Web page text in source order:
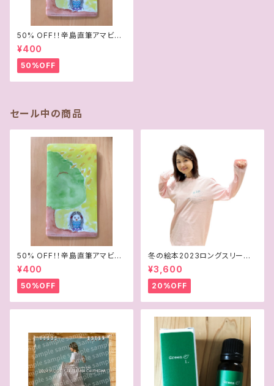
50% OFF！！辛島直筆アマビエ
イラスト マスク＆チケットケース
¥400
50%OFF
セール中の商品
50% OFF！！辛島直筆アマビエ
イラスト マスク＆チケットケース
¥400
50%OFF
冬の絵本2023ロングスリーブT
シャツ
¥3,600
20%OFF